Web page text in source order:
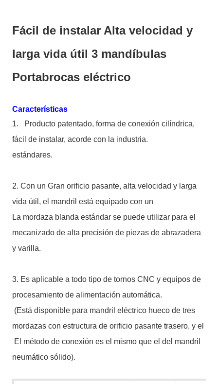
Fácil de instalar Alta velocidad y
larga vida útil 3 mandíbulas
Portabrocas eléctrico
Características
1.
Producto patentado, forma de conexión cilíndrica,
fácil de instalar, acorde con la industria.
estándares.
2. Con un Gran orificio pasante, alta velocidad y larga
vida útil, el mandril está equipado con un
La mordaza blanda estándar se puede utilizar para el
mecanizado de alta precisión de piezas de abrazadera
y varilla.
3. Es aplicable a todo tipo de tornos CNC y equipos de
procesamiento de alimentación automática.
(Está disponible para mandril eléctrico hueco de tres
mordazas con estructura de orificio pasante trasero, y el
El método de conexión es el mismo que el del mandril
neumático sólido).